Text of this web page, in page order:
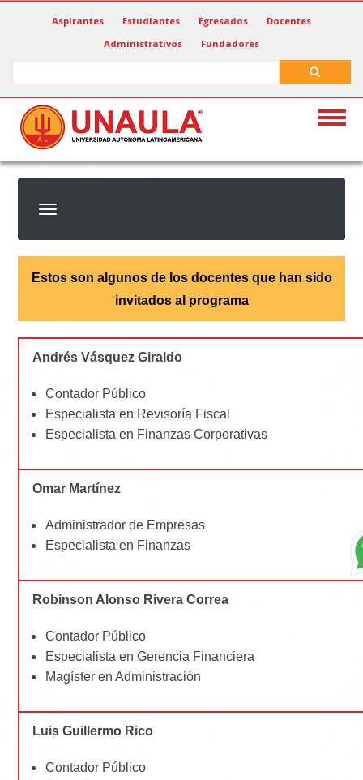
Aspirantes Estudiantes Egresados
Docentes
Administrativos
Fundadores
Estos son algunos de los docentes que han sido
invitados al programa
Andrés Vásquez Giraldo
Contador Público
Especialista en Revisoría Fiscal
Especialista en Finanzas Corporativas
Omar Martínez
Administrador de Empresas
Especialista en Finanzas
Robinson Alonso Rivera Correa
Contador Público
Especialista en Gerencia Financiera
Magíster en Administración
Luis Guillermo Rico
Contador Público